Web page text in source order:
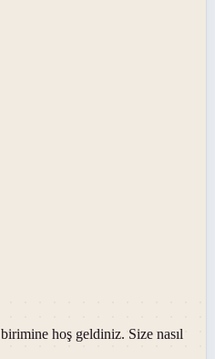
birimine hoş geldiniz. Size nasıl